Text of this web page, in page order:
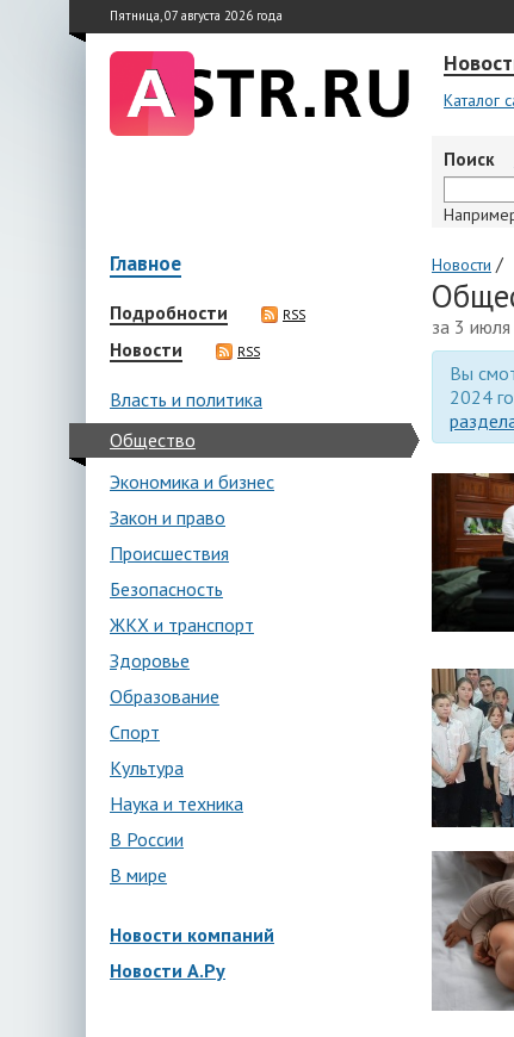
Пятница, 07 августа 2026 года
Каталог
Поиск
Главное
Подробности RSS
Новости RSS
Власть и политика
Общество
Экономика и бизнес
Закон и право
Происшествия
Безопасность
ЖКХ и транспорт
Здоровье
Образование
Спорт
Культура
Наука и техника
В России
В мире
Новости компаний
Новости А.Ру
Новости /
за 3
Вы
2024